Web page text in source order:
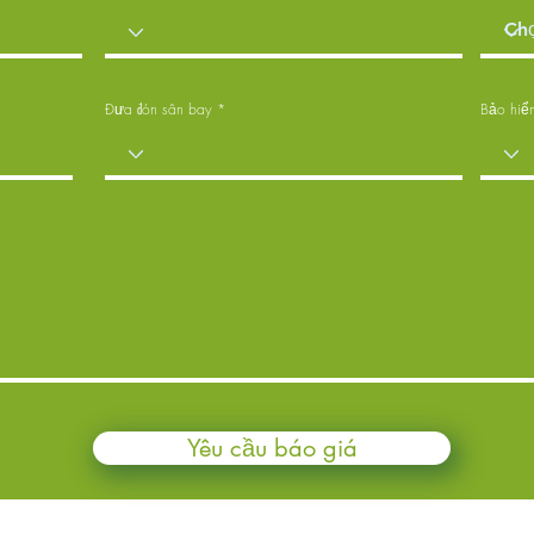
Đưa đón sân bay Bảo
Yêu cầu báo giá